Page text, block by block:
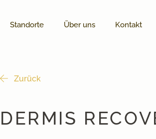
Zurück
DERMIS
Standorte Über uns Kontakt